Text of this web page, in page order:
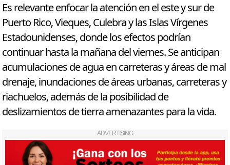
Es relevante enfocar la atención en el este y sur de
Puerto Rico, Vieques, Culebra y las Islas Vírgenes
Estadounidenses, donde los efectos podrían
continuar hasta la mañana del viernes. Se anticipan
acumulaciones de agua en carreteras y áreas de mal
drenaje, inundaciones de áreas urbanas, carreteras y
riachuelos, además de la posibilidad de
deslizamientos de tierra amenazantes para la vida.
ADVERTISING